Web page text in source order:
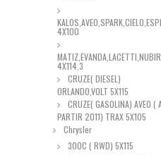
4X100
4X114,3
CRUZE( DIESEL)
ORLANDO,VOLT 5X115
CRUZE( GASOLINA) AVEO (
PARTIR 2011) TRAX 5X105
Chrysler
300C ( RWD) 5X115